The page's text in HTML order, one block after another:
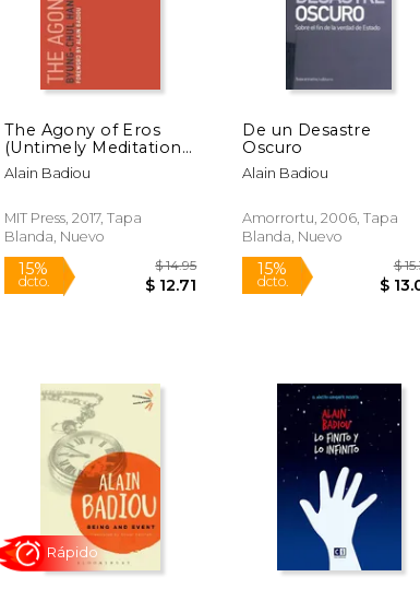
The Agony of Eros
(Untimely Meditations)
(en Inglés)
Alain Badiou
MIT Press, 2017, Tapa
Blanda, Nuevo
15%
dcto.
$ 14.95
$ 12.71
De un Desastre
Oscuro
Alain Badiou
Amorrortu, 2006, Tapa
Blanda, Nuevo
15%
dcto.